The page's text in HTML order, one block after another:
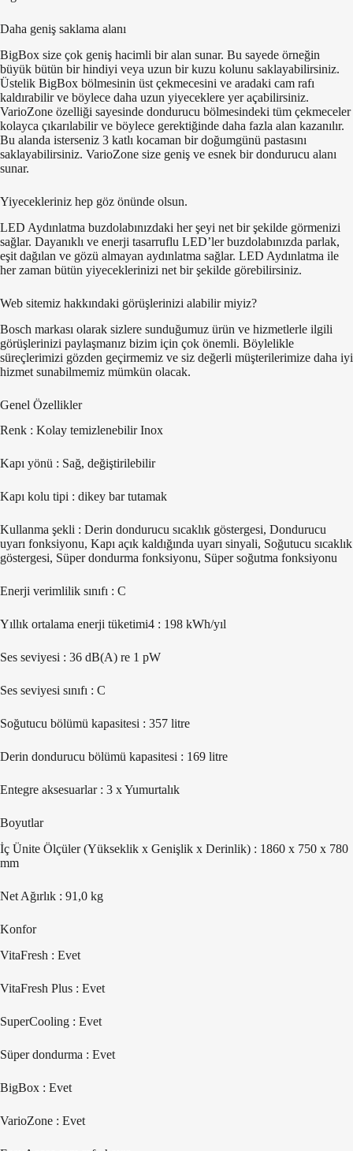
Daha geniş saklama alanı
BigBox size çok geniş hacimli bir alan sunar. Bu sayede örneğin
büyük bütün bir hindiyi veya uzun bir kuzu kolunu saklayabilirsiniz.
Üstelik BigBox bölmesinin üst çekmecesini ve aradaki cam rafı
kaldırabilir ve böylece daha uzun yiyeceklere yer açabilirsiniz.
VarioZone özelliği sayesinde dondurucu bölmesindeki tüm çekmeceler
kolayca çıkarılabilir ve böylece gerektiğinde daha fazla alan kazanılır.
Bu alanda isterseniz 3 katlı kocaman bir doğumgünü pastasını
saklayabilirsiniz. VarioZone size geniş ve esnek bir dondurucu alanı
sunar.
Yiyecekleriniz hep göz önünde olsun.
LED Aydınlatma buzdolabınızdaki her şeyi net bir şekilde görmenizi
sağlar. Dayanıklı ve enerji tasarruflu LED’ler buzdolabınızda parlak,
eşit dağılan ve gözü almayan aydınlatma sağlar. LED Aydınlatma ile
her zaman bütün yiyeceklerinizi net bir şekilde görebilirsiniz.
Web sitemiz hakkındaki görüşlerinizi alabilir miyiz?
Bosch markası olarak sizlere sunduğumuz ürün ve hizmetlerle ilgili
görüşlerinizi paylaşmanız bizim için çok önemli. Böylelikle
süreçlerimizi gözden geçirmemiz ve siz değerli müşterilerimize daha iyi
hizmet sunabilmemiz mümkün olacak.
Genel Özellikler
Renk : Kolay temizlenebilir Inox
Kapı yönü : Sağ, değiştirilebilir
Kapı kolu tipi : dikey bar tutamak
Kullanma şekli : Derin dondurucu sıcaklık göstergesi, Dondurucu
uyarı fonksiyonu, Kapı açık kaldığında uyarı sinyali, Soğutucu sıcaklık
göstergesi, Süper dondurma fonksiyonu, Süper soğutma fonksiyonu
Enerji verimlilik sınıfı : C
Yıllık ortalama enerji tüketimi4 : 198 kWh/yıl
Ses seviyesi : 36 dB(A) re 1 pW
Ses seviyesi sınıfı : C
Soğutucu bölümü kapasitesi : 357 litre
Derin dondurucu bölümü kapasitesi : 169 litre
Entegre aksesuarlar : 3 x Yumurtalık
Boyutlar
İç Ünite Ölçüler (Yükseklik x Genişlik x Derinlik) : 1860 x 750 x 780
mm
Net Ağırlık : 91,0 kg
Konfor
VitaFresh : Evet
VitaFresh Plus : Evet
SuperCooling : Evet
Süper dondurma : Evet
BigBox : Evet
VarioZone : Evet